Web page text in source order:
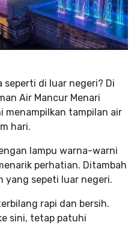
seperti di luar negeri? Di
Air Mancur Menari
menampilkan tampilan air
hari.
lampu warna-warni
perhatian. Ditambah
yang sepeti luar negeri.
rapi dan bersih.
sini, tetap patuhi